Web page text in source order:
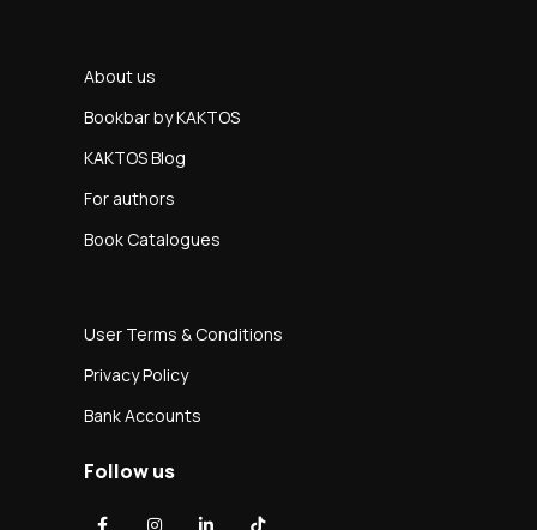
About us
Bookbar by KAKTOS
KAKTOS Blog
For authors
Book Catalogues
User Terms & Conditions
Privacy Policy
Bank Accounts
Follow us